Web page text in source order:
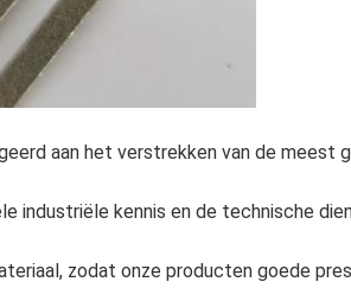
aan het verstrekken van de meest
industriële kennis en de technische
zodat onze producten goede